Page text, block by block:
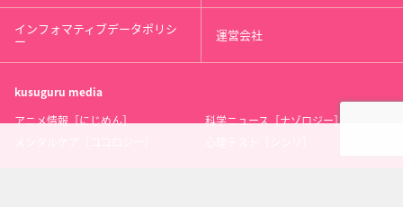
インフォマティブデータポリシ
ー 運営会社
kusuguru media
アニメ情報［にじめん］
科学ニュース［ナゾロジー］